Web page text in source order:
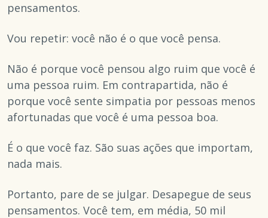
pensamentos.
Vou repetir: você não é o que você pensa.
Não é porque você pensou algo ruim que você é
uma pessoa ruim. Em contrapartida, não é
porque você sente simpatia por pessoas menos
afortunadas que você é uma pessoa boa.
É o que você faz. São suas ações que importam,
nada mais.
Portanto, pare de se julgar. Desapegue de seus
pensamentos. Você tem, em média, 50 mil